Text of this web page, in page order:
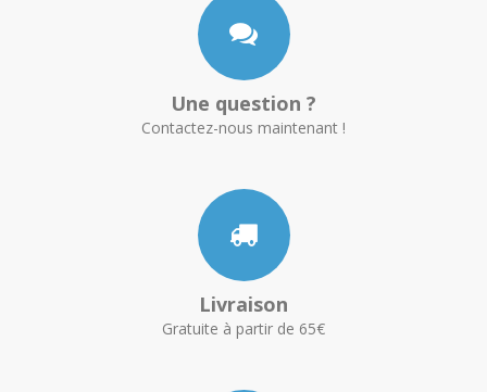
Une question ?
Contactez-nous maintenant !
Livraison
Gratuite à partir de 65€